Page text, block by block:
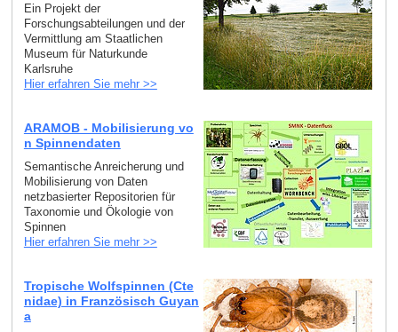
Ein Projekt der
Forschungsabteilungen und der
Vermittlung am Staatlichen
Museum für Naturkunde
Karlsruhe
Hier erfahren Sie mehr >>
ARAMOB - Mobilisierung vo
n Spinnendaten
Semantische Anreicherung und
Mobilisierung von Daten
netzbasierter Repositorien für
Taxonomie und Ökologie von
Spinnen
Hier erfahren Sie mehr >>
Tropische Wolfspinnen (Cte
nidae) in Französisch Guyan
a